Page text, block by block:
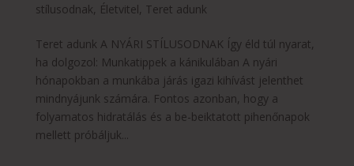
stílusodnak, Életvitel, Teret adunk
Teret adunk A NYÁRI STÍLUSODNAK Így éld túl nyarat,
ha dolgozol: Munkatippek a kánikulában A nyári
hónapokban a munkába járás igazi kihívást jelenthet
mindnyájunk számára. Fontos azonban, hogy a
folyamatos hidratálás és a be-beiktatott pihenőnapok
mellett próbáljuk...